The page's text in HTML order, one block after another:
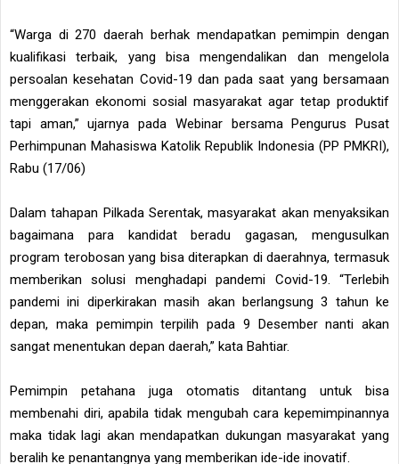
“Warga di 270 daerah berhak mendapatkan pemimpin dengan
kualifikasi terbaik, yang bisa mengendalikan dan mengelola
persoalan kesehatan Covid-19 dan pada saat yang bersamaan
menggerakan ekonomi sosial masyarakat agar tetap produktif
tapi aman,” ujarnya pada Webinar bersama Pengurus Pusat
Perhimpunan Mahasiswa Katolik Republik Indonesia (PP PMKRI),
Rabu (17/06)
Dalam tahapan Pilkada Serentak, masyarakat akan menyaksikan
bagaimana para kandidat beradu gagasan, mengusulkan
program terobosan yang bisa diterapkan di daerahnya, termasuk
memberikan solusi menghadapi pandemi Covid-19. “Terlebih
pandemi ini diperkirakan masih akan berlangsung 3 tahun ke
depan, maka pemimpin terpilih pada 9 Desember nanti akan
sangat menentukan depan daerah,” kata Bahtiar.
Pemimpin petahana juga otomatis ditantang untuk bisa
membenahi diri, apabila tidak mengubah cara kepemimpinannya
maka tidak lagi akan mendapatkan dukungan masyarakat yang
beralih ke penantangnya yang memberikan ide-ide inovatif.